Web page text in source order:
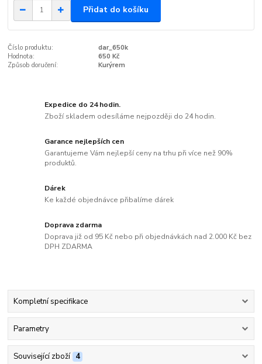
Přidat do košíku
Číslo produktu:
dar_650k
Hodnota:
650 Kč
Způsob doručení:
Kurýrem
Expedice do 24 hodin.
Zboží skladem odesíláme nejpozději do 24 hodin.
Garance nejlepších cen
Garantujeme Vám nejlepší ceny na trhu při více než 90%
produktů.
Dárek
Ke každé objednávce přibalíme dárek
Doprava zdarma
Doprava již od 95 Kč nebo při objednávkách nad 2.000 Kč bez
DPH ZDARMA
Kompletní specifikace
Parametry
Související zboží 4